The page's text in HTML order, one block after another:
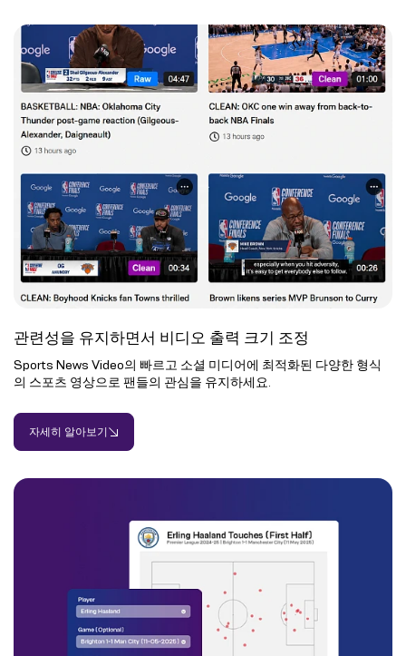
관련성을 유지하면서 비디오 출력 크기 조정
Sports News Video의 빠르고 소셜 미디어에 최적화된 다양한 형식
의 스포츠 영상으로 팬들의 관심을 유지하세요.
자세히 알아보기